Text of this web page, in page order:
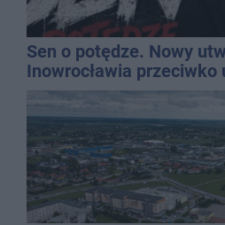
Sen o potędze. Nowy
Inowrocławia przeciwko